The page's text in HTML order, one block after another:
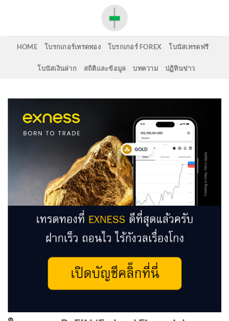
HOME โบรกเกอร์เทรดทอง โบรกเกอร์ FOREX โบนัสเทรดฟรี
โบนัสเงินฝาก สถิติและข้อมูล บทความ ปฏิทินข่าว